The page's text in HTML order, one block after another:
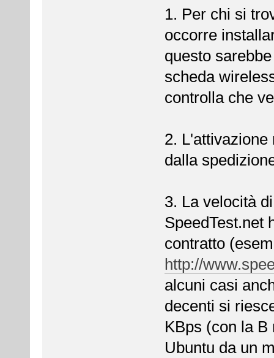
1. Per chi si
occorre
questo
scheda
controlla che
2. L'attivazione
dalla
3. La velocità
SpeedTest.net
contratto
http://
alcuni casi
decenti si
KBps (con la
Ubuntu da un